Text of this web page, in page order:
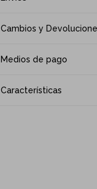
Cambios y
Medios de pago
Características